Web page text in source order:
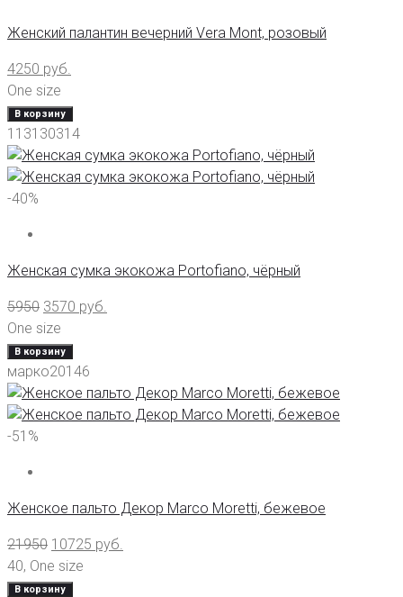
Женский палантин вечерний Vera Mont, розовый
4250 руб.
One size
В корзину
113130314
-40%
Женская сумка экокожа Portofiano, чёрный
5950 3570 руб.
One size
В корзину
марко20146
-51%
Женское пальто Декор Marco Moretti, бежевое
21950 10725 руб.
40, One size
В корзину